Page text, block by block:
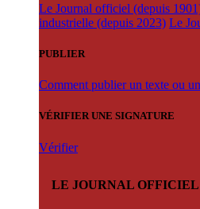
Le Journal officiel (depuis
industrielle (depuis 2023) Le
PUBLIER
Comment publier un texte ou
VÉRIFIER UNE SIGNATURE
Vérifier
LE JOURNAL